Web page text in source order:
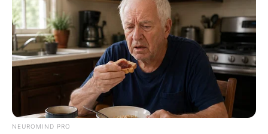
NEUROMIND PRO